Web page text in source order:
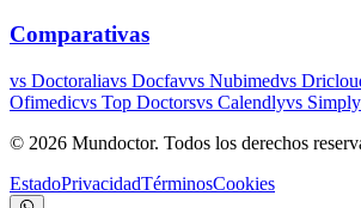
Comparativas
vs Doctoraliavs Docfavvs Nubimedvs
Ofimedicvs Top Doctorsvs Calendlyvs
© 2026 Mundoctor. Todos los derechos
EstadoPrivacidadTérminosCookies